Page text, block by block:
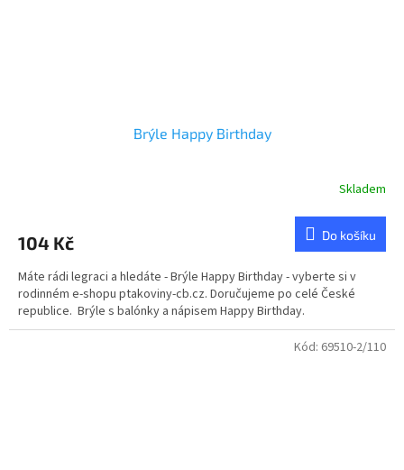
Brýle Happy Birthday
Skladem
104 Kč Do košíku
Máte rádi legraci a hledáte - Brýle Happy Birthday - vyberte si v
rodinném e-shopu ptakoviny-cb.cz. Doručujeme po celé České
republice. Brýle s balónky a nápisem Happy Birthday.
Kód: 69510-2/110